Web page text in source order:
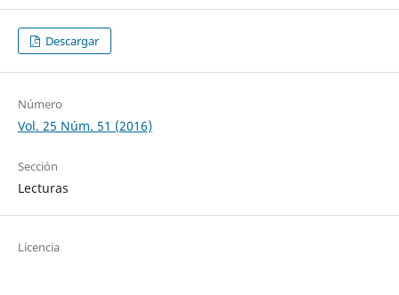
Descargar
Número
Vol. 25 Núm. 51 (2016)
Sección
Lecturas
Licencia